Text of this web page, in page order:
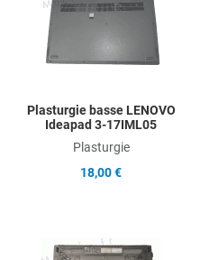
Plasturgie basse LENOVO
Ideapad 3-17IML05
Plasturgie
18,00 €